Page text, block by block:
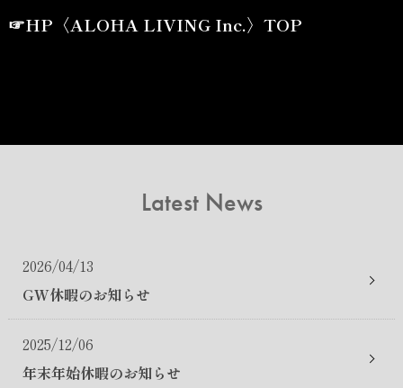
☞HP〈ALOHA LIVING Inc.〉TOP
Latest News
2026/04/13
GW休暇のお知らせ
2025/12/06
年末年始休暇のお知らせ